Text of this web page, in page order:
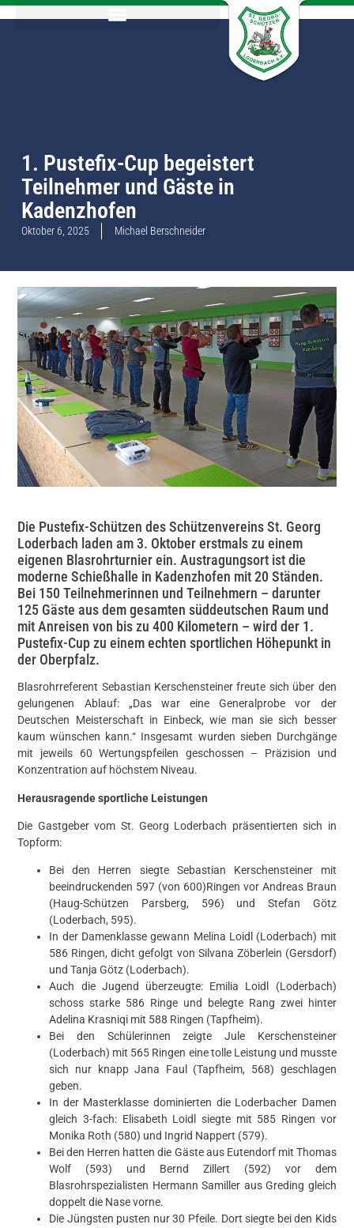
1. Pustefix-Cup begeistert
Teilnehmer und Gäste in
Kadenzhofen
Oktober 6, 2025 Michael Berschneider
Die Pustefix-Schützen des Schützenvereins St. Georg
Loderbach laden am 3. Oktober erstmals zu einem
eigenen Blasrohrturnier ein. Austragungsort ist die
moderne Schießhalle in Kadenzhofen mit 20 Ständen.
Bei 150 Teilnehmerinnen und Teilnehmern – darunter
125 Gäste aus dem gesamten süddeutschen Raum und
mit Anreisen von bis zu 400 Kilometern – wird der 1.
Pustefix-Cup zu einem echten sportlichen Höhepunkt in
der Oberpfalz.
Blasrohrreferent Sebastian Kerschensteiner freute sich über den
gelungenen Ablauf: „Das war eine Generalprobe vor der
Deutschen Meisterschaft in Einbeck, wie man sie sich besser
kaum wünschen kann.“ Insgesamt wurden sieben Durchgänge
mit jeweils 60 Wertungspfeilen geschossen – Präzision und
Konzentration auf höchstem Niveau.
Herausragende sportliche Leistungen
Die Gastgeber vom St. Georg Loderbach präsentierten sich in
Topform:
Bei den Herren siegte Sebastian Kerschensteiner mit
beeindruckenden 597 (von 600)Ringen vor Andreas Braun
(Haug-Schützen Parsberg, 596) und Stefan Götz
(Loderbach, 595).
In der Damenklasse gewann Melina Loidl (Loderbach) mit
586 Ringen, dicht gefolgt von Silvana Zöberlein (Gersdorf)
und Tanja Götz (Loderbach).
Auch die Jugend überzeugte: Emilia Loidl (Loderbach)
schoss starke 586 Ringe und belegte Rang zwei hinter
Adelina Krasniqi mit 588 Ringen (Tapfheim).
Bei den Schülerinnen zeigte Jule Kerschensteiner
(Loderbach) mit 565 Ringen eine tolle Leistung und musste
sich nur knapp Jana Faul (Tapfheim, 568) geschlagen
geben.
In der Masterklasse dominierten die Loderbacher Damen
gleich 3-fach: Elisabeth Loidl siegte mit 585 Ringen vor
Monika Roth (580) und Ingrid Nappert (579).
Bei den Herren hatten die Gäste aus Eutendorf mit Thomas
Wolf (593) und Bernd Zillert (592) vor dem
Blasrohrspezialisten Hermann Samiller aus Greding gleich
doppelt die Nase vorne.
Die Jüngsten pusten nur 30 Pfeile. Dort siegte bei den Kids